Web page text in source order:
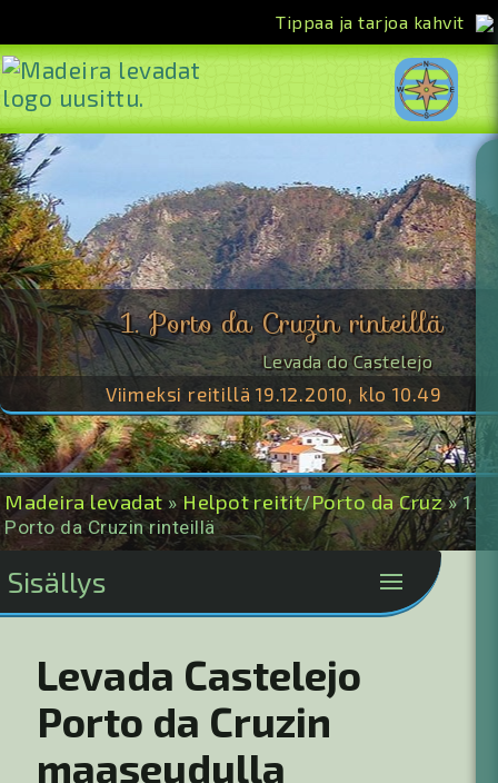
Tippaa ja tarjoa kahvit
<<
1. Porto da Cruzin rinteillä
Levada do Castelejo
Viimeksi reitillä 19.12.2010, klo 10.49
Madeira levadat»Helpot reitit/Porto da Cruz» 1.
Porto da Cruzin rinteillä
Sisällys
Levada Castelejo
Porto da Cruzin
maaseudulla